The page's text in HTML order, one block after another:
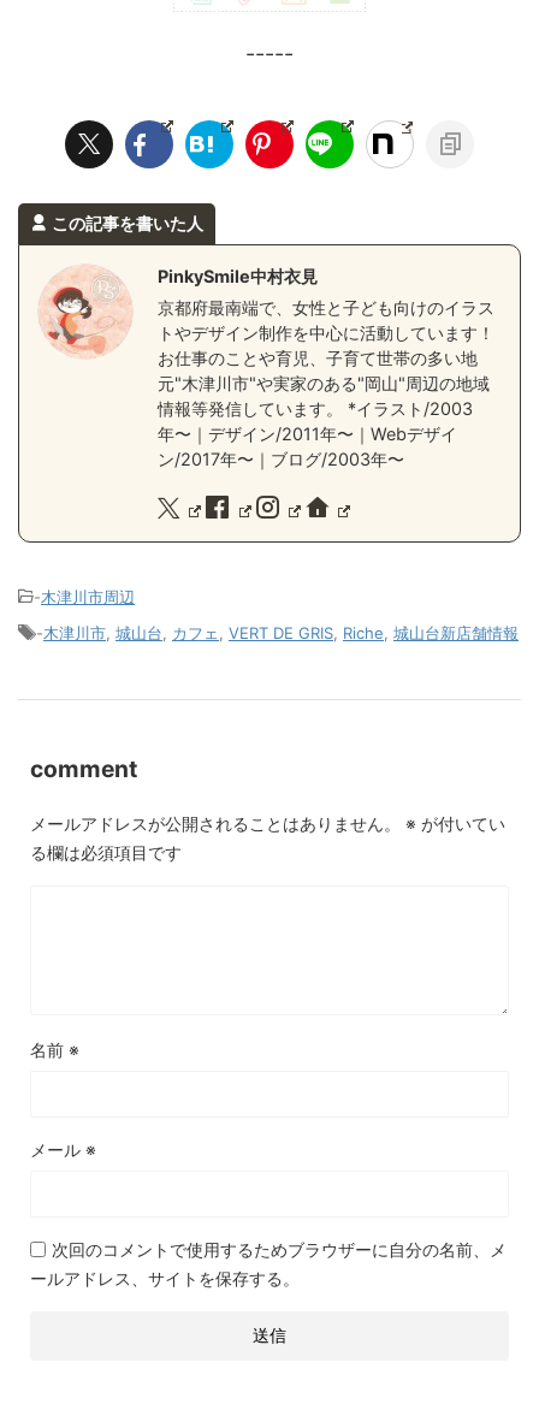
-----
この記事を書いた人
PinkySmile中村衣見
京都府最南端で、女性と子ども向けのイラス
トやデザイン制作を中心に活動しています！
お仕事のことや育児、子育て世帯の多い地
元"木津川市"や実家のある"岡山"周辺の地域
情報等発信しています。 *イラスト/2003
年〜｜デザイン/2011年〜｜Webデザイ
ン/2017年〜｜ブログ/2003年〜
-木津川市周辺
-木津川市, 城山台, カフェ, VERT DE GRIS, Riche, 城山台新店舗情報
comment
メールアドレスが公開されることはありません。 ※ が付いてい
る欄は必須項目です
名前 ※
メール ※
次回のコメントで使用するためブラウザーに自分の名前、メ
ールアドレス、サイトを保存する。